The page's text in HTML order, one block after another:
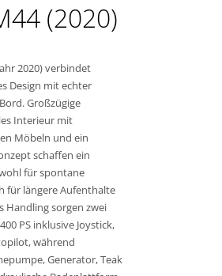
(2020)
2020) verbindet
Design mit echter
Großzügige
Interieur mit
Möbeln und ein
schaffen ein
für spontane
für längere Aufenthalte
Handling sorgen zwei
PS inklusive Joystick,
während
Generator, Teak